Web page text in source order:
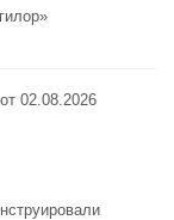
02.08.2026